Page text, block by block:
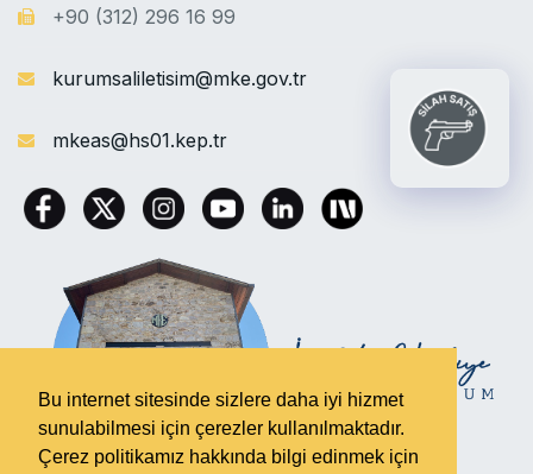
Bu internet sitesinde sizlere daha iyi hizmet
sunulabilmesi için çerezler kullanılmaktadır.
Çerez politikamız hakkında bilgi edinmek için
+90 (312) 296 16 99
kurumsaliletisim@mke.gov.tr
mkeas@hs01.kep.tr